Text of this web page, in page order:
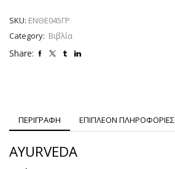
SKU: ΕΝΘΕ045ΓΡ
Category: Βιβλία
Share:
ΠΕΡΙΓΡΑΦΗ ΕΠΙΠΛΕΟΝ ΠΛΗΡΟΦΟΡΙΕΣ
AYURVEDA